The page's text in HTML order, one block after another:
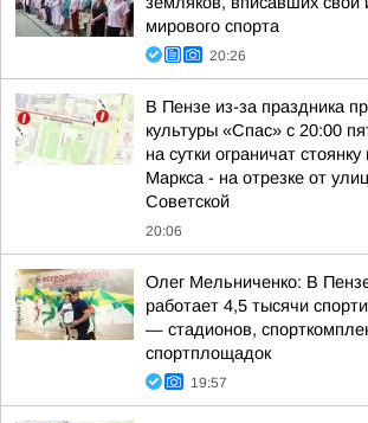
мирового спорта
20:26
В Пензе из-за праздника
культуры «Спас» с 20:00
на сутки ограничат
Маркса - на отрезке от
Советской
20:06
Олег Мельниченко: В
работает 4,5 тысячи
— стадионов,
спортплощадок
19:57